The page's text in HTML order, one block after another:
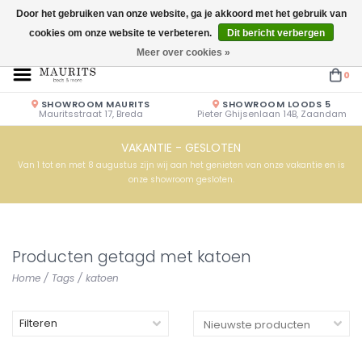
Openingstijden: Vrijdag & Zaterdag 10.00u - 17.00u of op afspraak!
0
SHOWROOM MAURITS
Mauritsstraat 17, Breda
SHOWROOM LOODS 5
Pieter Ghijsenlaan 14B, Zaandam
VAKANTIE - GESLOTEN
Van 1 tot en met 8 augustus zijn wij aan het genieten van onze vakantie en is
onze showroom gesloten.
Producten getagd met katoen
Home / Tags / katoen
Filteren
Door het gebruiken van onze website, ga je akkoord met het gebruik van
cookies om onze website te verbeteren.
Dit bericht verbergen
Meer over cookies »